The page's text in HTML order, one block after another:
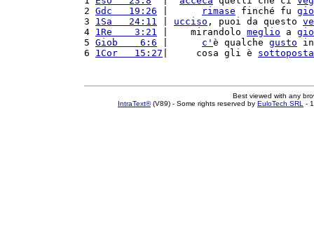
2 Gdc   19:26 rimase finché fu
3 1Sa   24:11 ucciso , puoi da questo
4 1Re    3:21 |    mirandolo meglio a
5 Giob    6:6 c' è qualche gusto
6 1Cor   15:27 |     cosa gli è sottoposta
Best viewed with any
IntraText®(V89) - Some rights reserved by EuloTech SRL -